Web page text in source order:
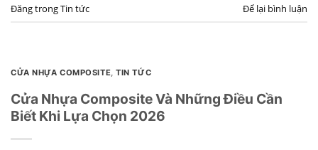
Đăng trongTin tức Để lại bình luận
CỬA NHỰA COMPOSITE,TIN TỨC
Cửa Nhựa Composite Và Những Điều Cần
Biết Khi Lựa Chọn 2026